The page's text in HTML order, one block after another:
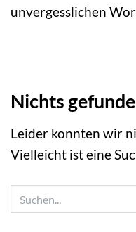
unvergesslichen
Nichts
Leider konnten wir
Vielleicht ist eine